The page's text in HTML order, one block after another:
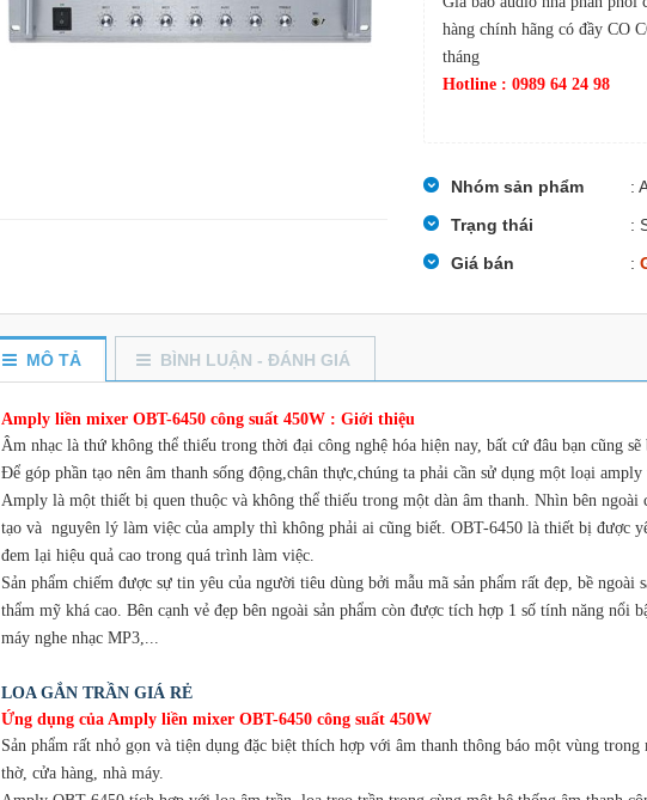
hàng chính hãng có đầy CO
tháng
Hotline : 0989 64 24 98
Nhóm sản phẩm
:
Trạng thái
:
Giá bán
:
MÔ TẢ BÌNH LUẬN - ĐÁNH GIÁ
Amply liền mixer OBT-6450 công suất 450W : Giới thiệu
Âm nhạc là thứ không thể thiếu trong thời đại công nghệ hóa hiện nay, bất cứ đâu bạn cũng
Để góp phần tạo nên âm thanh sống động,chân thực,chúng ta phải cần sử dụng một loại
Amply là một thiết bị quen thuộc và không thể thiếu trong một dàn âm thanh. Nhìn bên ngoài
tạo và nguyên lý làm việc của amply thì không phải ai cũng biết. OBT-6450 là thiết bị được
đem lại hiệu quả cao trong quá trình làm việc.
Sản phẩm chiếm được sự tin yêu của người tiêu dùng bởi mẫu mã sản phẩm rất đẹp, bề ngoài
thẩm mỹ khá cao. Bên cạnh vẻ đẹp bên ngoài sản phẩm còn được tích hợp 1 số tính năng
máy nghe nhạc MP3,...
LOA GẮN TRẦN GIÁ RẺ
Ứng dụng của Amply liền mixer OBT-6450 công suất 450W
Sản phẩm rất nhỏ gọn và tiện dụng đặc biệt thích hợp với âm thanh thông báo một vùng
thờ, cửa hàng, nhà máy.